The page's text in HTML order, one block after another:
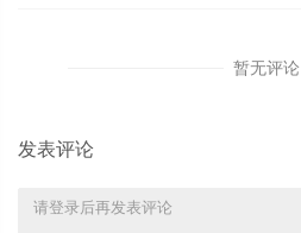
暂无评论
发表评论